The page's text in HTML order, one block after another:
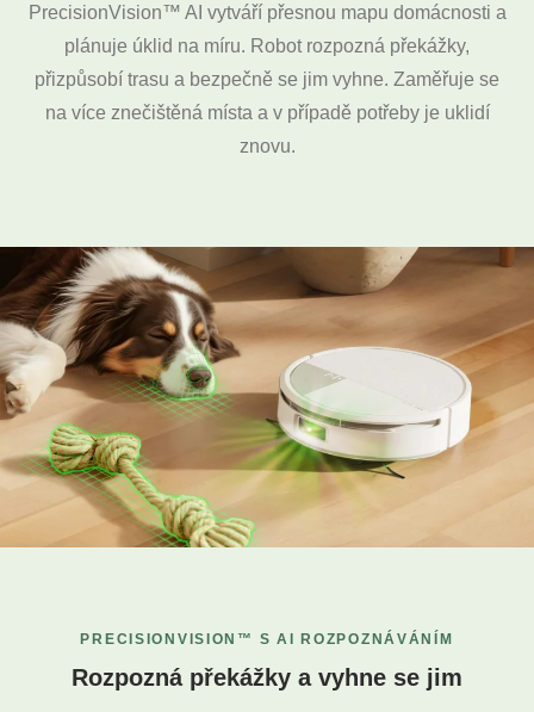
PrecisionVision™ AI vytváří přesnou mapu domácnosti a
plánuje úklid na míru. Robot rozpozná překážky,
přizpůsobí trasu a bezpečně se jim vyhne. Zaměřuje se
na více znečištěná místa a v případě potřeby je uklidí
znovu.
PRECISIONVISION™ S AI ROZPOZNÁVÁNÍM
Rozpozná překážky a vyhne se jim